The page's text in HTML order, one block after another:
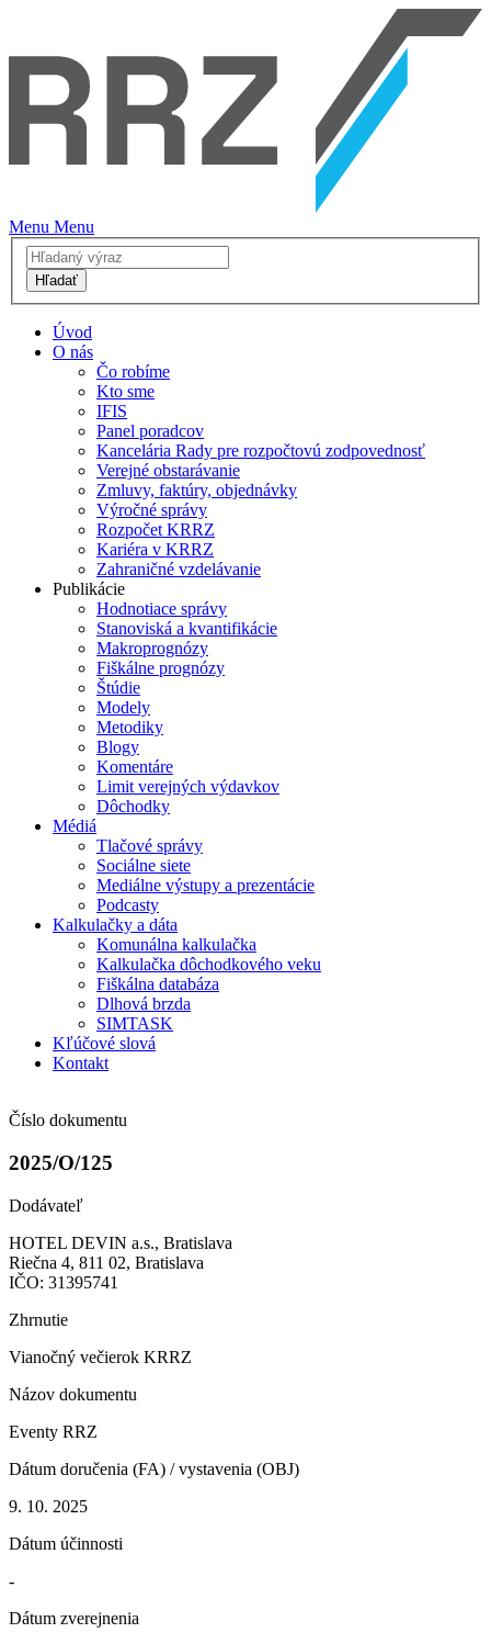
Menu Menu
Hľadať
Úvod
O nás
Čo robíme
Kto sme
IFIS
Panel poradcov
Kancelária Rady pre rozpočtovú zodpovednosť
Verejné obstarávanie
Zmluvy, faktúry, objednávky
Výročné správy
Rozpočet KRRZ
Kariéra v KRRZ
Zahraničné vzdelávanie
Publikácie
Hodnotiace správy
Stanoviská a kvantifikácie
Makroprognózy
Fiškálne prognózy
Štúdie
Modely
Metodiky
Blogy
Komentáre
Limit verejných výdavkov
Dôchodky
Médiá
Tlačové správy
Sociálne siete
Mediálne výstupy a prezentácie
Podcasty
Kalkulačky a dáta
Komunálna kalkulačka
Kalkulačka dôchodkového veku
Fiškálna databáza
Dlhová brzda
SIMTASK
Kľúčové slová
Kontakt
Číslo dokumentu
2025/O/125
Dodávateľ
HOTEL DEVIN a.s., Bratislava
Riečna 4, 811 02, Bratislava
IČO: 31395741
Zhrnutie
Vianočný večierok KRRZ
Názov dokumentu
Eventy RRZ
Dátum doručenia (FA) / vystavenia (OBJ)
9. 10. 2025
Dátum účinnosti
-
Dátum zverejnenia